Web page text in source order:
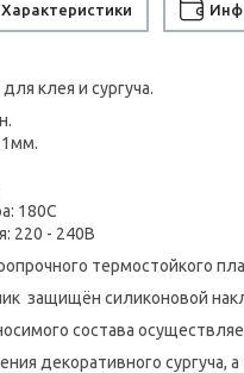
Характеристики
клея и сургуча.
180С
220 - 240В
термостойкого
защищён силиконовой
состава
декоративного сургуча,